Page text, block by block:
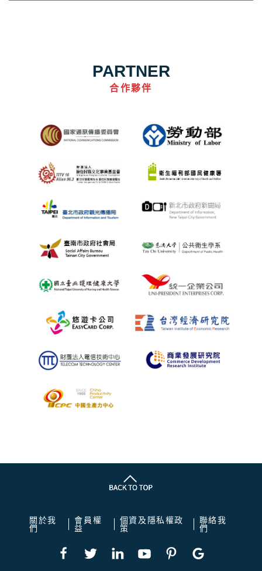
PARTNER
合作夥伴
關於我
們
會員權
益
個資及隱私權政
策
聯絡我
們